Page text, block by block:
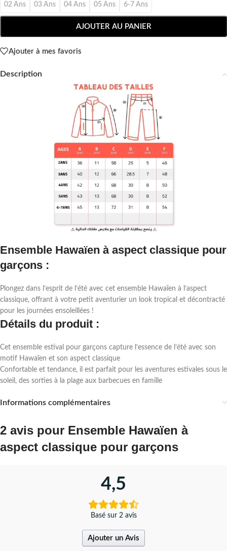
02 Ans 03 Ans 04 Ans 05 Ans 6-7 Ans
AJOUTER AU PANIER
Ajouter à mes favoris
Description
Ensemble Hawaïen à aspect classique pour
garçons :
Plongez dans l’esprit de l’été avec cet ensemble Hawaïen à l’aspect
classique, offrant à votre petit aventurier un look tropical et décontracté
pour les journées ensoleillées !
Détails du produit :
Cet ensemble estival pour garçons capture l’essence de l’été avec son
motif Hawaïen et son aspect classique
Confortable et tendance, il est parfait pour les aventures estivales sous le
soleil, des sorties à la plage aux barbecues en famille
Informations complémentaires
2 avis pour Ensemble Hawaïen à
aspect classique pour garçons
4,5
Basé sur 2 avis
Ajouter un Avis